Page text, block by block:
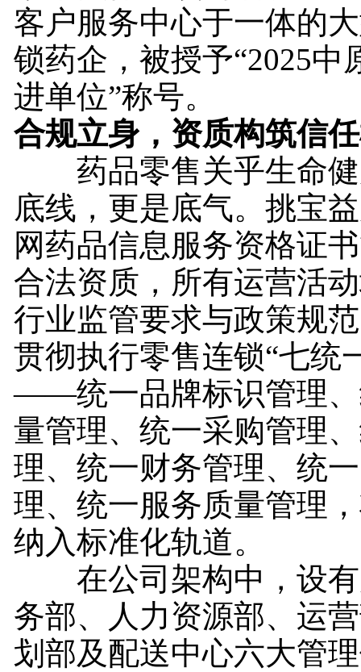
客户服务中心于一体的
锁药企，被授予“2025中
进单位”称号。
合规立身，资质构筑信
药品零售关乎生命健
底线，更是底气。挑宝
网药品信息服务资格证
合法资质，所有运营活
行业监管要求与政策规
贯彻执行零售连锁“七统
——统一品牌标识管理、
量管理、统一采购管理
理、统一财务管理、统
理、统一服务质量管理
纳入标准化轨道。
在公司架构中，设有
务部、人力资源部、运
划部及配送中心六大管